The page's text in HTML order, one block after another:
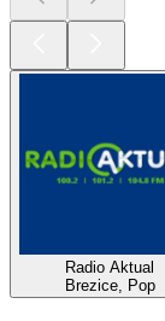
Radio Aktual
Brezice, Pop